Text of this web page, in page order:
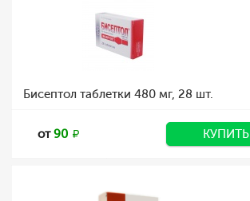
Бисептол таблетки 480 мг, 28 шт.
от90 КУПИТЬ